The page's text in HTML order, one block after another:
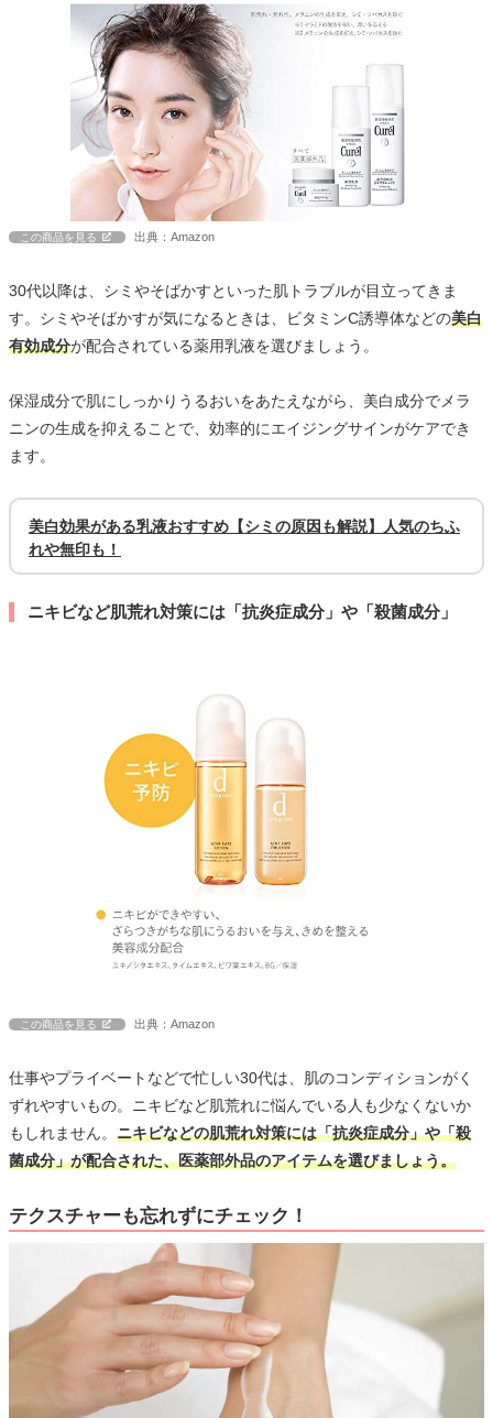
この商品を見る 出典：Amazon
30代以降は、シミやそばかすといった肌トラブルが目立ってきま
す。シミやそばかすが気になるときは、ビタミンC誘導体などの美白
有効成分が配合されている薬用乳液を選びましょう。
保湿成分で肌にしっかりうるおいをあたえながら、美白成分でメラ
ニンの生成を抑えることで、効率的にエイジングサインがケアでき
ます。
美白効果がある乳液おすすめ【シミの原因も解説】人気のちふ
れや無印も！
ニキビなど肌荒れ対策には「抗炎症成分」や「殺菌成分」
この商品を見る 出典：Amazon
仕事やプライベートなどで忙しい30代は、肌のコンディションがく
ずれやすいもの。ニキビなど肌荒れに悩んでいる人も少なくないか
もしれません。 ニキビなどの肌荒れ対策には「抗炎症成分」や「殺
菌成分」が配合された、医薬部外品のアイテムを選びましょう。
テクスチャーも忘れずにチェック！